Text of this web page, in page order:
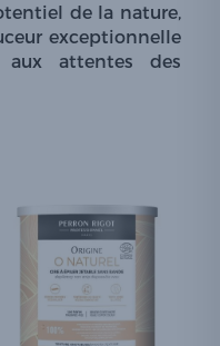
de la nature,
exceptionnelle
aux attentes des